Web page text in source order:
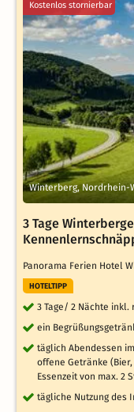
Kostenlos stornierbar
Winterberg, Nordrhein-
3 Tage
Panorama Ferien Hotel
HOTELTIPP
3 Tage/ 2 Nächte
ein
täglich Abendessen
offene Getränke
Essenzeit von max. 2
tägliche Nutzung des